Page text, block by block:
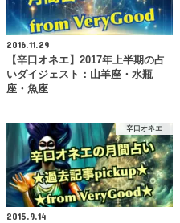
2016.11.29
【辛口オネエ】2017年上半期の占
いダイジェスト：山羊座・水瓶
座・魚座
辛口オネエ
2015.9.14